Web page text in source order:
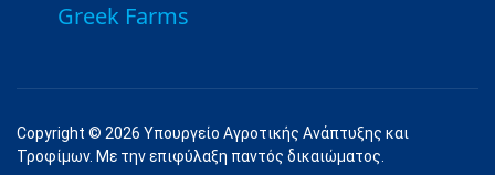
Greek Farms
Copyright © 2026 Υπουργείο Αγροτικής Ανάπτυξης και
Τροφίμων. Με την επιφύλαξη παντός δικαιώματος.